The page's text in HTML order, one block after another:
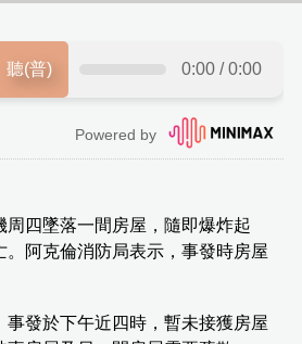
周四墜落一間房屋，隨即爆炸起
。阿克倫消防局表示，事發時房屋
事發於下午近四時，暫未接獲房屋